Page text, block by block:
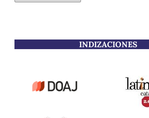
INDIZACIONES